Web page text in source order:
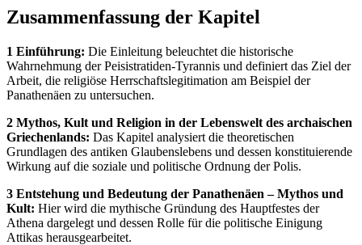
Zusammenfassung der Kapitel
1 Einführung: Die Einleitung beleuchtet die historische
Wahrnehmung der Peisistratiden-Tyrannis und definiert das Ziel der
Arbeit, die religiöse Herrschaftslegitimation am Beispiel der
Panathenäen zu untersuchen.
2 Mythos, Kult und Religion in der Lebenswelt des archaischen
Griechenlands: Das Kapitel analysiert die theoretischen
Grundlagen des antiken Glaubenslebens und dessen konstituierende
Wirkung auf die soziale und politische Ordnung der Polis.
3 Entstehung und Bedeutung der Panathenäen – Mythos und
Kult: Hier wird die mythische Gründung des Hauptfestes der
Athena dargelegt und dessen Rolle für die politische Einigung
Attikas herausgearbeitet.